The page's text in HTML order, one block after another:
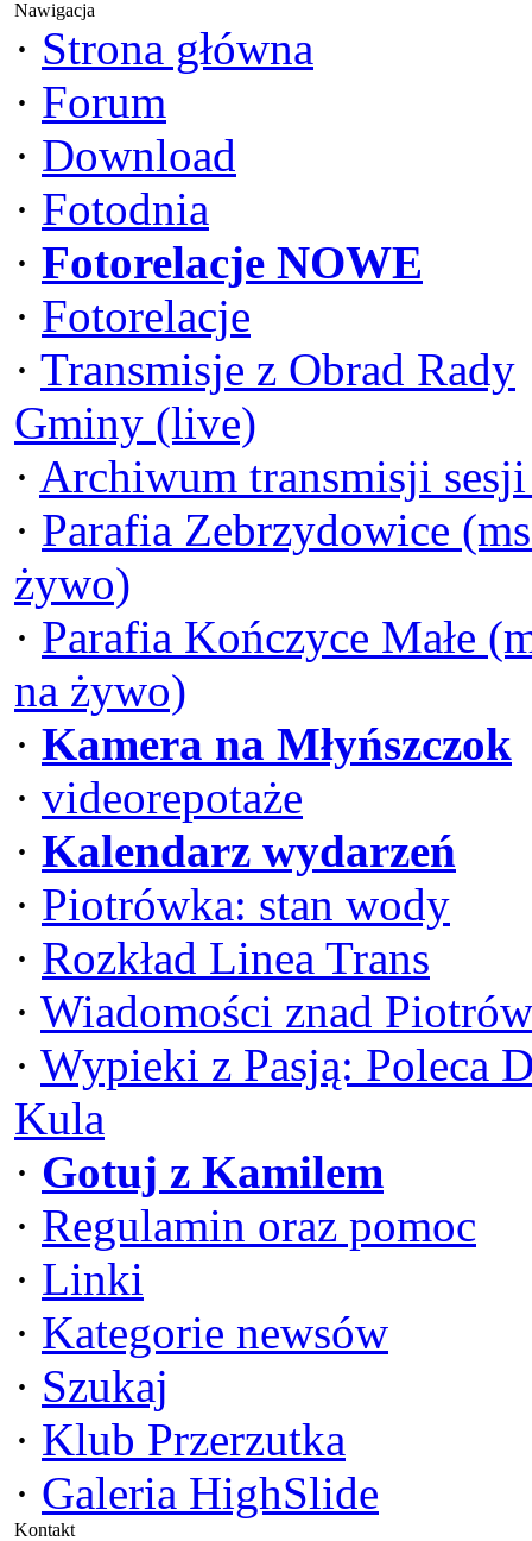
Nawigacja
· Strona główna
· Forum
· Download
· Fotodnia
· Fotorelacje NOWE
· Fotorelacje
· Transmisje z Obrad Rady
Gminy (live)
· Archiwum transmisji
· Parafia Zebrzydowice
żywo)
· Parafia Kończyce Małe
na żywo)
· Kamera na Młyńszczok
· videorepotaże
· Kalendarz wydarzeń
· Piotrówka: stan wody
· Rozkład Linea Trans
· Wiadomości znad
· Wypieki z Pasją: Poleca
Kula
· Gotuj z Kamilem
· Regulamin oraz pomoc
· Linki
· Kategorie newsów
· Szukaj
· Klub Przerzutka
· Galeria HighSlide
Kontakt